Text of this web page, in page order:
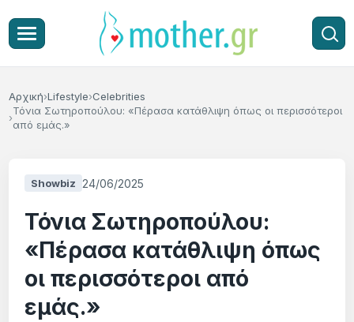
Αρχική Lifestyle Celebrities
Τόνια Σωτηροπούλου: «Πέρασα κατάθλιψη όπως οι περισσότεροι
από εμάς.»
Showbiz 24/06/2025
Τόνια Σωτηροπούλου:
«Πέρασα κατάθλιψη όπως
οι περισσότεροι από
εμάς.»